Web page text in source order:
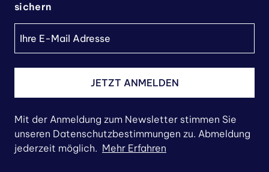
sichern
JETZT ANMELDEN
Mit der Anmeldung zum Newsletter stimmen Sie
unseren Datenschutzbestimmungen zu. Abmeldung
jederzeit möglich. Mehr Erfahren